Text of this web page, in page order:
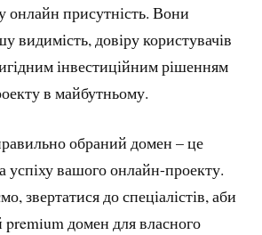
онлайн присутність. Вони
видимість, довіру користувачів
інвестиційним рішенням
в майбутньому.
обраний домен – це
успіху вашого онлайн-проекту.
звертатися до спеціалістів, аби
premium домен для власного